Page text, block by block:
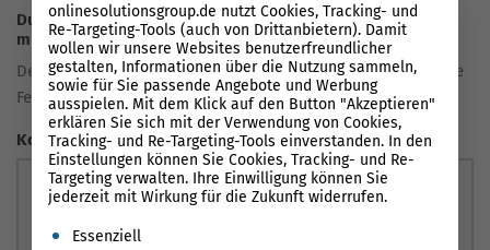
Du hast eine Frage oder eine Meinung zum Artikel? Teile sie
mit uns!
Deine E-Mail-Adresse wird nicht veröffentlicht. Erforderliche
Felder sind markiert *
Kommentar
onlinesolutionsgroup.de nutzt Cookies, Tracking- und
Re-Targeting-Tools (auch von Drittanbietern). Damit
wollen wir unsere Websites benutzerfreundlicher
gestalten, Informationen über die Nutzung sammeln,
sowie für Sie passende Angebote und Werbung
ausspielen. Mit dem Klick auf den Button "Akzeptieren"
erklären Sie sich mit der Verwendung von Cookies,
Tracking- und Re-Targeting-Tools einverstanden. In den
Einstellungen können Sie Cookies, Tracking- und Re-
Targeting verwalten. Ihre Einwilligung können Sie
jederzeit mit Wirkung für die Zukunft widerrufen.
Es folgt eine Liste der Service-Gruppen, für die eine
Essenziell